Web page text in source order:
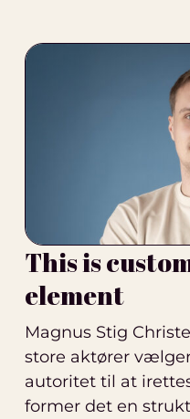
This is
element
Magnus Stig
store aktører
autoritet til at
former det en